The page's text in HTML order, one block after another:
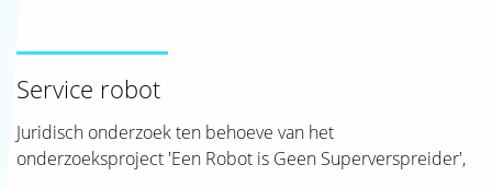
Service robot
Juridisch onderzoek ten behoeve van het
onderzoeksproject 'Een Robot is Geen Superverspreider',